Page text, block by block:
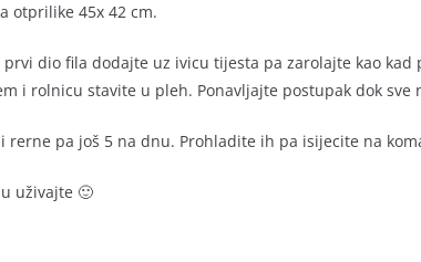
otprilike 45x 42 cm.
dio fila dodajte uz ivicu tijesta pa zarolajte kao
i rolnicu stavite u pleh. Ponavljajte postupak dok sve
rerne pa još 5 na dnu. Prohladite ih pa isijecite na
uživajte 🙂